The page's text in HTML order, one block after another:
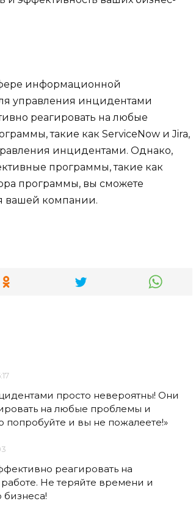
информационной
управления инцидентами
реагировать на любые
такие как ServiceNow и Jira,
инцидентами. Однако,
программы, такие как
программы, вы сможете
вашей компании.
просто невероятны! Они
на любые проблемы и
попробуйте и вы не пожалеете!»
реагировать на
Не теряйте времени и